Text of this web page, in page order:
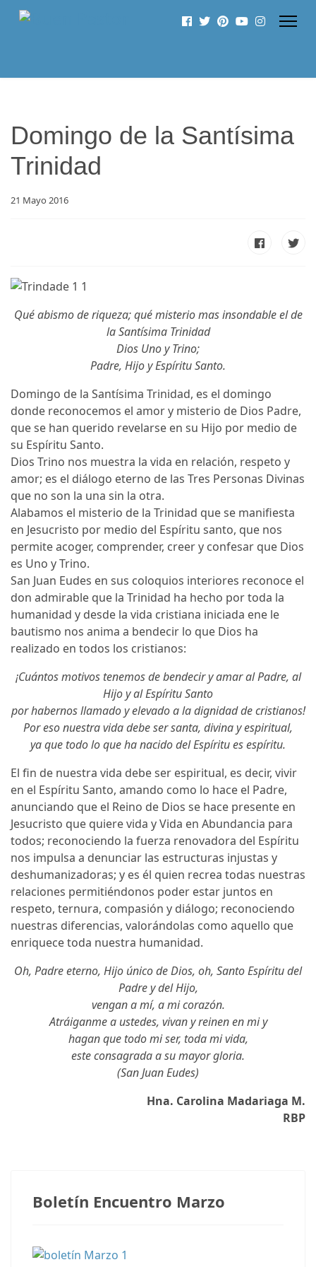
Domingo de la Santísima
Trinidad
21 Mayo 2016
Qué abismo de riqueza; qué misterio mas insondable el de
la Santísima Trinidad
Dios Uno y Trino;
Padre, Hijo y Espíritu Santo.
Domingo de la Santísima Trinidad, es el domingo
donde reconocemos el amor y misterio de Dios Padre,
que se han querido revelarse en su Hijo por medio de
su Espíritu Santo.
Dios Trino nos muestra la vida en relación, respeto y
amor; es el diálogo eterno de las Tres Personas Divinas
que no son la una sin la otra.
Alabamos el misterio de la Trinidad que se manifiesta
en Jesucristo por medio del Espíritu santo, que nos
permite acoger, comprender, creer y confesar que Dios
es Uno y Trino.
San Juan Eudes en sus coloquios interiores reconoce el
don admirable que la Trinidad ha hecho por toda la
humanidad y desde la vida cristiana iniciada ene le
bautismo nos anima a bendecir lo que Dios ha
realizado en todos los cristianos:
¡Cuántos motivos tenemos de bendecir y amar al Padre, al
Hijo y al Espíritu Santo
por habernos llamado y elevado a la dignidad de cristianos!
Por eso nuestra vida debe ser santa, divina y espiritual,
ya que todo lo que ha nacido del Espíritu es espíritu.
El fin de nuestra vida debe ser espiritual, es decir, vivir
en el Espíritu Santo, amando como lo hace el Padre,
anunciando que el Reino de Dios se hace presente en
Jesucristo que quiere vida y Vida en Abundancia para
todos; reconociendo la fuerza renovadora del Espíritu
nos impulsa a denunciar las estructuras injustas y
deshumanizadoras; y es él quien recrea todas nuestras
relaciones permitiéndonos poder estar juntos en
respeto, ternura, compasión y diálogo; reconociendo
nuestras diferencias, valorándolas como aquello que
enriquece toda nuestra humanidad.
Oh, Padre eterno, Hijo único de Dios, oh, Santo Espíritu del
Padre y del Hijo,
vengan a mí, a mi corazón.
Atráiganme a ustedes, vivan y reinen en mi y
hagan que todo mi ser, toda mi vida,
este consagrada a su mayor gloria.
(San Juan Eudes)
Hna. Carolina Madariaga M.
RBP
Boletín Encuentro Marzo